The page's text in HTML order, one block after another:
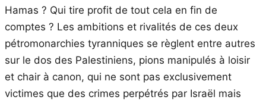
Hamas ? Qui tire profit de tout cela en fin de
comptes ? Les ambitions et rivalités de ces deux
pétromonarchies tyranniques se règlent entre autres
sur le dos des Palestiniens, pions manipulés à loisir
et chair à canon, qui ne sont pas exclusivement
victimes que des crimes perpétrés par Israël mais